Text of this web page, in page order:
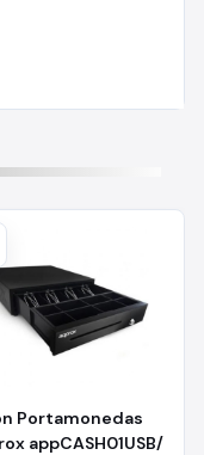
Portamonedas
appCASH01USB/